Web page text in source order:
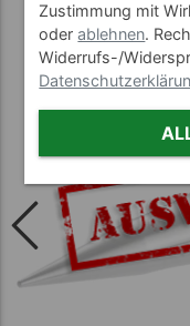
Zustimmung mit
oderablehnen.
Widerrufs-/